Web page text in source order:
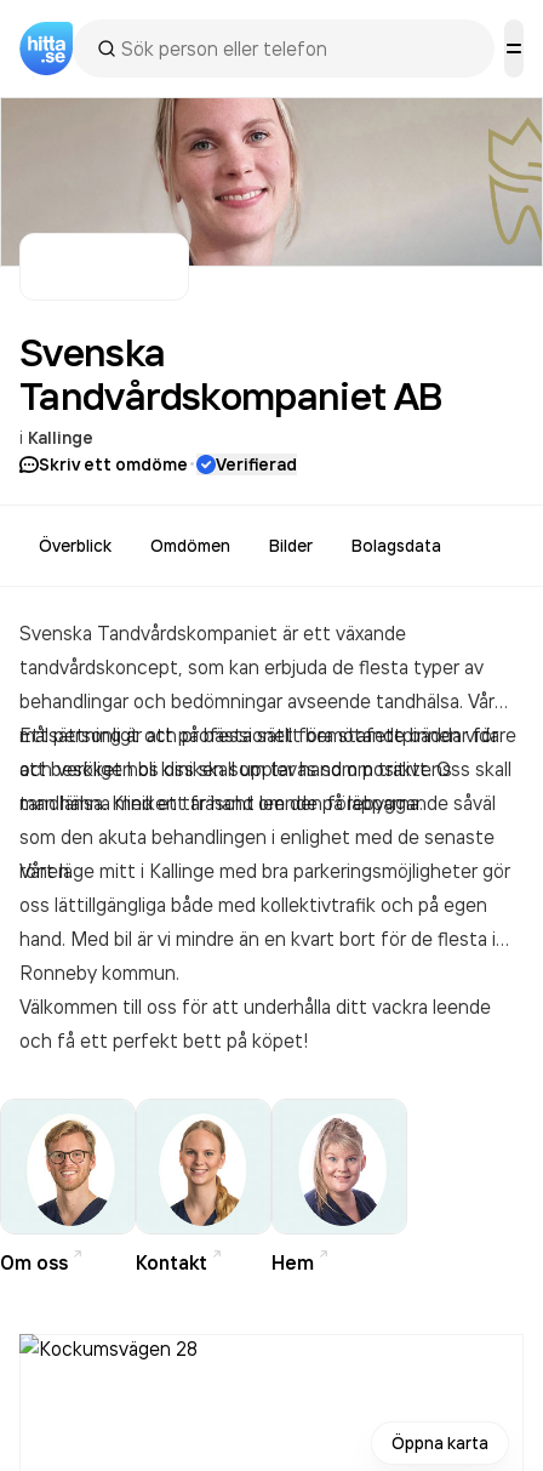
Svenska
TandvårdskompanietAB
i Kallinge
Skriv ett omdöme· Verifierad
Överblick Omdömen Bilder Bolagsdata
Svenska Tandvårdskompaniet är ett växande
tandvårdskoncept, som kan erbjuda de flesta typer av
behandlingar och bedömningar avseende tandhälsa. Vår
målsättning är att på bästa sätt föra stafettpinnen vidare
och verkligen bli kliniken som tar hand om traktens
tandhälsa. Kliniken tar hand om den förebyggande såväl
som den akuta behandlingen i enlighet med de senaste
rönen.
Ett personligt och professionellt bemötande bäddar för
att besöket hos oss skall upplevas som positivt. Oss skall
man lämna med ett fräscht leende på läpparna.
Vårt läge mitt i Kallinge med bra parkeringsmöjligheter gör
oss lättillgängliga både med kollektivtrafik och på egen
hand. Med bil är vi mindre än en kvart bort för de flesta i
Ronneby kommun.
Välkommen till oss för att underhålla ditt vackra leende
och få ett perfekt bett på köpet!
Om oss Kontakt Hem
Öppna karta